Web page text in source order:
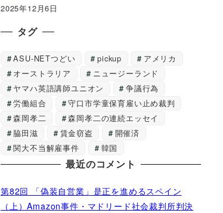
2025年12月6日
タグ
ASU-NETつどい pickup
アメリカ
オーストラリア
ニュージーランド
ヤマハ英語講師ユニオン
争議行為
労働組合
守口市学童保育雇い止め裁判
森岡孝二
森岡孝二の連続エッセイ
脇田滋
賃金窃盗
開催済
関大不当解雇事件
韓国
最近のコメント
第82回 「偽装自営業」是正を進めるスペイン
（上）Amazon事件・マドリード社会裁判所判決